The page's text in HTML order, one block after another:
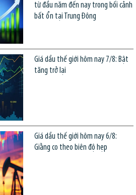
từ đầu năm đến nay trong bối cảnh
bất ổn tại Trung Đông
Giá dầu thế giới hôm nay 7/8: Bật
tăng trở lại
Giá dầu thế giới hôm nay 6/8:
Giằng co theo biên độ hẹp